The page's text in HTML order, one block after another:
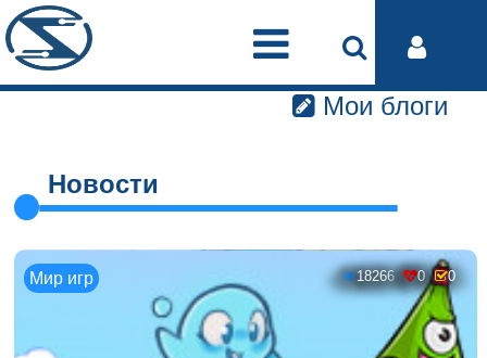
Мои блоги
Новости
Мир игр 18266 0 0